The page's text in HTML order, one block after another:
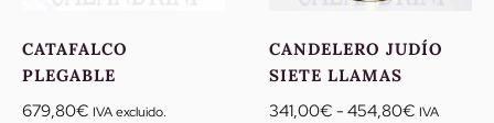
CATAFALCO
PLEGABLE
679,80€ IVA excluido.
CANDELERO JUDÍO
SIETE LLAMAS
341,00€ - 454,80€ Rango
IVA